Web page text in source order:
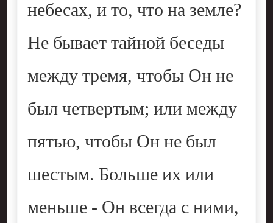
небесах, и то, что на земле?
Не бывает тайной беседы
между тремя, чтобы Он не
был четвертым; или между
пятью, чтобы Он не был
шестым. Больше их или
меньше - Он всегда с ними,